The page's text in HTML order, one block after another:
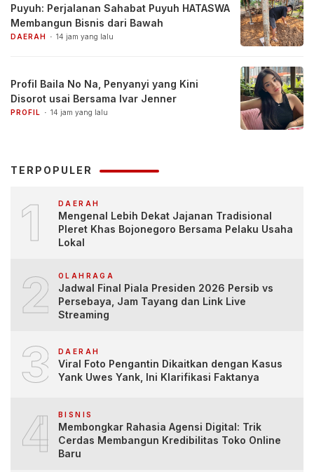
Puyuh: Perjalanan Sahabat Puyuh HATASWA
Membangun Bisnis dari Bawah
DAERAH 14 jam yang lalu
Profil Baila No Na, Penyanyi yang Kini
Disorot usai Bersama Ivar Jenner
PROFIL 14 jam yang lalu
TERPOPULER
1 DAERAH
Mengenal Lebih Dekat Jajanan Tradisional
Pleret Khas Bojonegoro Bersama Pelaku Usaha
Lokal
2 OLAHRAGA
Jadwal Final Piala Presiden 2026 Persib vs
Persebaya, Jam Tayang dan Link Live
Streaming
3 DAERAH
Viral Foto Pengantin Dikaitkan dengan Kasus
Yank Uwes Yank, Ini Klarifikasi Faktanya
4 BISNIS
Membongkar Rahasia Agensi Digital: Trik
Cerdas Membangun Kredibilitas Toko Online
Baru